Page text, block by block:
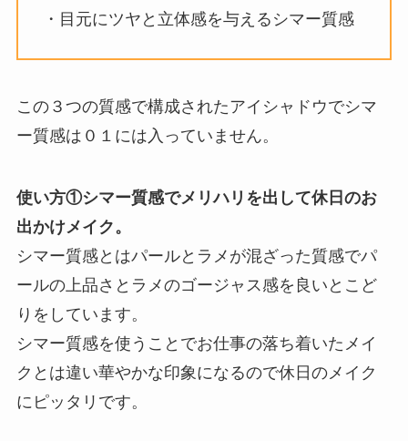
・目元にツヤと立体感を与えるシマー質感
この３つの質感で構成されたアイシャドウでシマ
ー質感は０１には入っていません。
使い方①シマー質感でメリハリを出して休日のお
出かけメイク。
シマー質感とはパールとラメが混ざった質感でパ
ールの上品さとラメのゴージャス感を良いとこど
りをしています。
シマー質感を使うことでお仕事の落ち着いたメイ
クとは違い華やかな印象になるので休日のメイク
にピッタリです。